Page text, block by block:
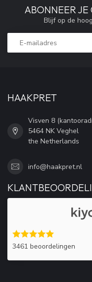
ABONNEER JE
Blijf op de
HAAKPRET
Visven 8
5464 NK Veghel
the Netherlands
info@haakpret.nl
3461 beoordelingen